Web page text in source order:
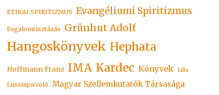
ETIKAI SPIRITIZMUS Evangéliumi Spiritizmus
Fogalomtisztázás Grünhut Adolf
Hangoskönyvek Hephata
Hoffmann Franz IMA Kardec Könyvek Lilla
Lussinpiccoló Magyar Szellemkutatók Társasága